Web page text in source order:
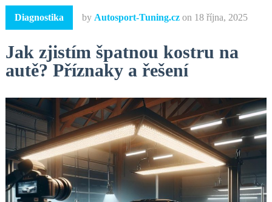
Diagnostika by Autosport-Tuning.cz on 18 října, 2025
Jak zjistím špatnou kostru na
autě? Příznaky a řešení